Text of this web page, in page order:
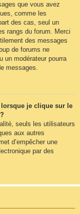
que vous avez
comme les
des cas, seul un
rangs du forum. Merci
des messages
de forums ne
un modérateur pourra
messages.
lorsque je clique sur le
seuls les utilisateurs
aux autres
d’empêcher une
par des